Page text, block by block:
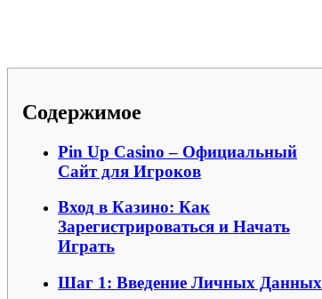
Содержимое
Pin Up Casino – Официальный
Сайт для Игроков
Вход в Казино: Как
Зарегистрироваться и Начать
Играть
Шаг 1: Введение Личных Данных